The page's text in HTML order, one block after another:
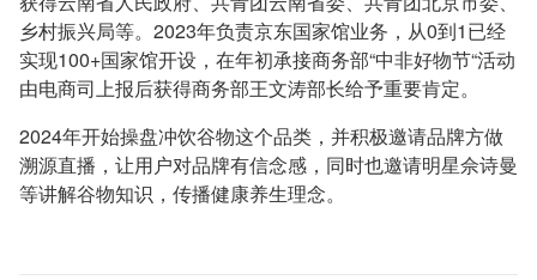
乡村振兴局等。2023年负责京东国家馆业务，从0到1已经
实现100+国家馆开设，在年初承接商务部“中非好物节“活动
由电商司上报后获得商务部王文涛部长给予重要肯定。
2024年开始操盘冲饮谷物这个品类，并积极邀请品牌方做
溯源直播，让用户对品牌有信念感，同时也邀请明星佘诗曼
等讲解谷物知识，传播健康养生理念。